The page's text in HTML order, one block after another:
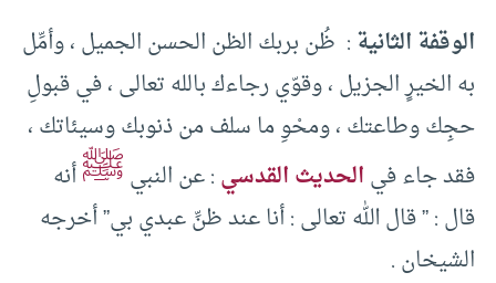
الوقفة الثانية: ظُن بربك الظن الحسن الجميل ، وأمِّل
به الخيرٍ الجزيل ، وقوّي رجاءك بالله تعالى ، في قبولِ
حجِك وطاعتك ، ومحْوِ ما سلف من ذنوبك وسيئاتك ،
فقد جاء فيالحديث القدسي: عن النبيﷺأنه
قال : ” قال الله تعالى : أنا عند ظنِّ عبدي بي” أخرجه
الشيخان .